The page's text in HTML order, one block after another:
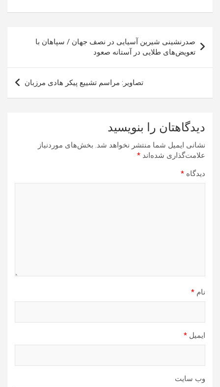
نوشته
صدرنشینی شیرین آسیایی در نصف جهان / سپاهان با
تعویض‌های طلایی در آستانه صعود
تصاویر: مراسم تشییع پیکر هادی مرزبان
دیدگاهتان را بنویسید
نشانی ایمیل شما منتشر نخواهد شد. بخش‌های موردنیاز
علامت‌گذاری شده‌اند *
دیدگاه *
نام *
ایمیل *
وب‌ سایت